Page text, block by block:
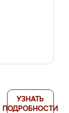
УЗНАТЬ
ПОДРОБНОСТИ